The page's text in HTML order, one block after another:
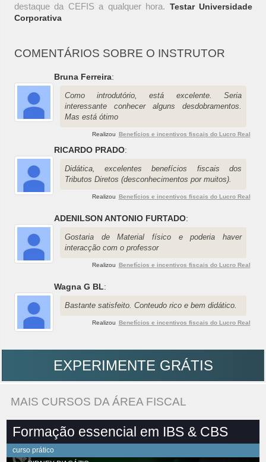
destaque da CEFIS a qualquer hora. Testar Universidade
Corporativa
COMENTÁRIOS SOBRE O INSTRUTOR
Bruna Ferreira:
Como introdutório, está excelente. Seria
interessante conhecer alguns desdobramentos.
Mas está ótimo
Realizou Benefícios e incentivos fiscais do Lucro Real
RICARDO PRADO:
Didática, excelentes benefícios fiscais dos
Tributos Diretos (desconhecimentos por muitos).
Realizou Benefícios e incentivos fiscais do Lucro Real
ADENILSON ANTONIO FURTADO:
Gostaria de Material físico e poderia haver
interacção com o professor
Realizou Benefícios e incentivos fiscais do Lucro Real
Wagna G BL:
Bastante satisfeito. Conteudo rico e bem didático.
Realizou Benefícios e incentivos fiscais do Lucro Real
EXPERIMENTE GRÁTIS
MAIS CURSOS DA ÁREA FISCAL
Formação essencial em IBS & CBS
curso prático